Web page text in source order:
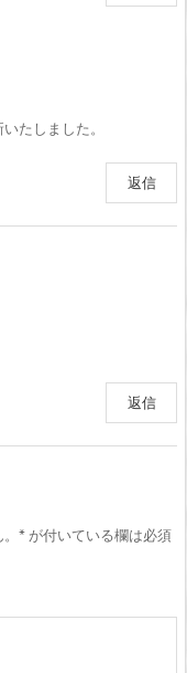
たしました。
返信
返信
*が付いている欄は必須